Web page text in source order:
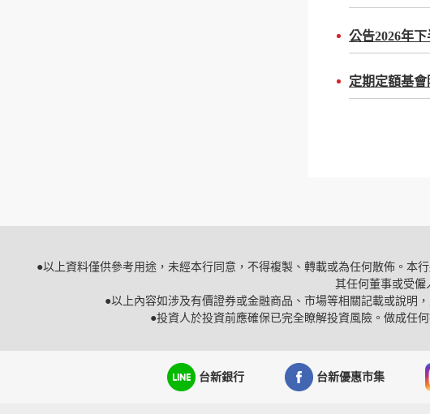
定期定額基
●以上資料僅供參考用途，未經本行同意，不得複製、轉載或為任何散佈。本
其任何董事或受僱
●以上內容如涉及有價證券或金融商品、市場等相關記載或說明
●投資人於投資前應確保已完全瞭解投資風險。做成任
台新銀行 台新優惠市集